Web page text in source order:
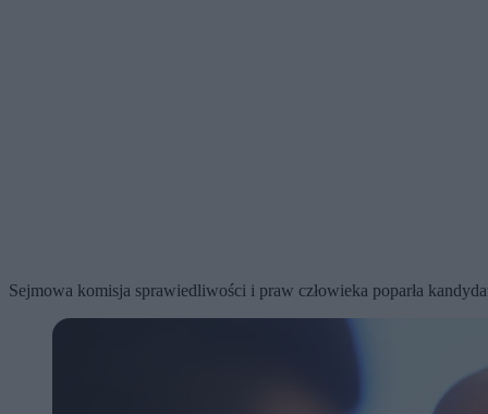
Sejmowa komisja sprawiedliwości i praw człowieka poparła